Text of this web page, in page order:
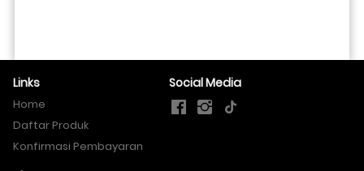
Links
Home
Daftar Produk
Konfirmasi Pembayaran
Social Media